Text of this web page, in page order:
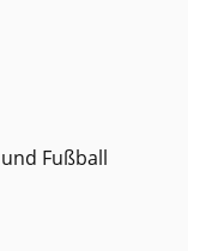
Fußball